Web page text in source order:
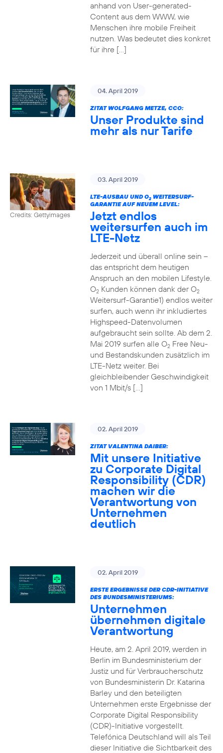
anhand von User-generated-
Content aus dem WWW, wie
Menschen ihre mobile Freiheit
nutzen. Was bedeutet dies konkret
für ihre […]
04. April 2019
ZITAT WOLFGANG METZE, CCO:
Unser Produkte sind
mehr als nur Tarife
Credits: Gettyimages
03. April 2019
LTE-AUSBAU UND O2WEITERSURF-
GARANTIE AUF NEUEM LEVEL:
Jetzt endlos
weitersurfen auch im
LTE-Netz
Jederzeit und überall online sein –
das entspricht dem heutigen
Anspruch an den mobilen Lifestyle.
O2Kunden können dank der O2
Weitersurf-Garantie1) endlos weiter
surfen, auch wenn ihr inkludiertes
Highspeed-Datenvolumen
aufgebraucht sein sollte. Ab dem 2.
Mai 2019 surfen alle O2Free Neu-
und Bestandskunden zusätzlich im
LTE-Netz weiter. Bei
gleichbleibender Geschwindigkeit
von 1 Mbit/s […]
02. April 2019
ZITAT VALENTINA DAIBER:
Mit unsere Initiative
zu Corporate Digital
Responsibility (CDR)
machen wir die
Verantwortung von
Unternehmen
deutlich
02. April 2019
ERSTE ERGEBNISSE DER CDR-INITIATIVE
DES BUNDESMINISTERIUMS:
Unternehmen
übernehmen digitale
Verantwortung
Heute, am 2. April 2019, werden in
Berlin im Bundesministerium der
Justiz und für Verbraucherschutz
von Bundesministerin Dr. Katarina
Barley und den beteiligten
Unternehmen erste Ergebnisse der
Corporate Digital Responsibility
(CDR)-Initiative vorgestellt.
Telefónica Deutschland will als Teil
dieser Initiative die Sichtbarkeit des